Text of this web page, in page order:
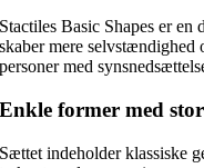
Stactiles Basic Shapes er
skaber mere
personer med
Enkle former med
Sættet indeholder klassiske